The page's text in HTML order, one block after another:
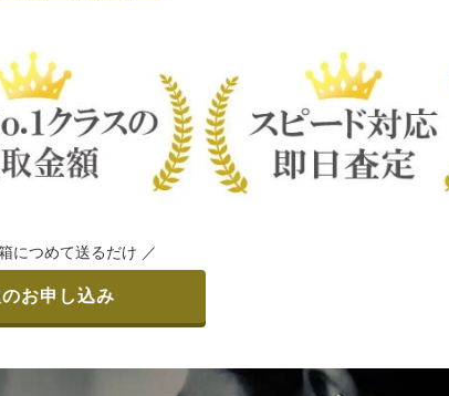
につめて送るだけ ／
お申し込み